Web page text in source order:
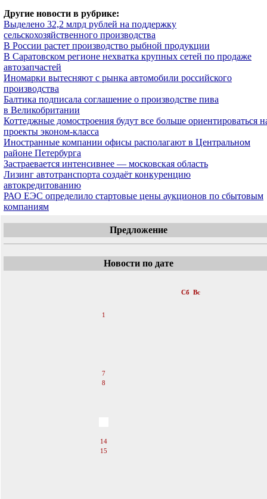
Другие новости в рубрике:
Выделено 32,2 млрд рублей на поддержку
сельскохозяйственного производства
В России растет производство рыбной продукции
В Саратовском регионе нехватка крупных сетей по продаже
автозапчастей
Иномарки вытесняют с рынка автомобили российского
производства
Балтика подписала соглашение о производстве пива
в Великобритании
Коттеджные домостроения будут все больше ориентироваться
проекты эконом-класса
Иностранные компании офисы располагают в Центральном
районе Петербурга
Застраевается интенсивнее — московская область
Лизинг автотранспорта создаёт конкуренцию
автокредитованию
РАО ЕЭС определило стартовые цены аукционов по сбытовым
компаниям
Предложение
Новости по дате
Сб Вс
1
7
8
14
15